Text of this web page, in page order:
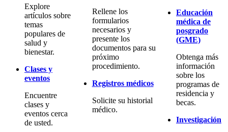
Explore
artículos sobre
temas
populares de
salud y
bienestar.
Clases y
eventos
Encuentre
clases y
eventos cerca
de usted.
Rellene los
formularios
necesarios y
presente los
documentos para su
próximo
procedimiento.
Registros médicos
Solicite su historial
médico.
Educación
médica de
posgrado
(GME)
Obtenga más
información
sobre los
programas de
residencia y
becas.
Investigación